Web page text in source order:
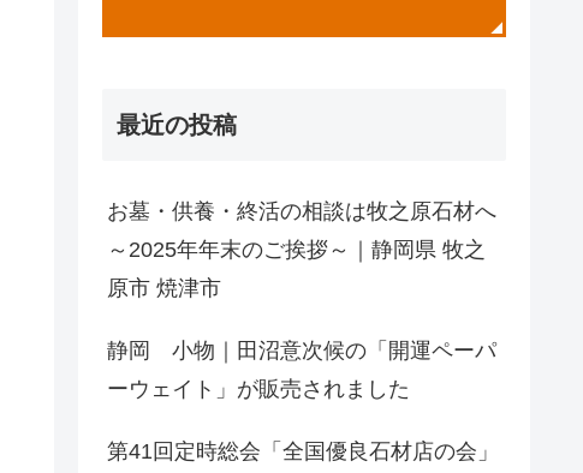
最近の投稿
お墓・供養・終活の相談は牧之原石材へ
～2025年年末のご挨拶～｜静岡県 牧之
原市 焼津市
静岡 小物｜田沼意次候の「開運ペーパ
ーウェイト」が販売されました
第41回定時総会「全国優良石材店の会」